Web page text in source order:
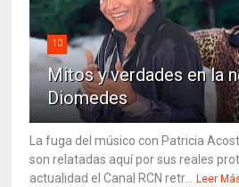
10
Mitos y verdades en la
Diomedes
La fuga del músico con Patricia
son relatadas aquí por sus reales
actualidad el Canal RCN retr... Leer